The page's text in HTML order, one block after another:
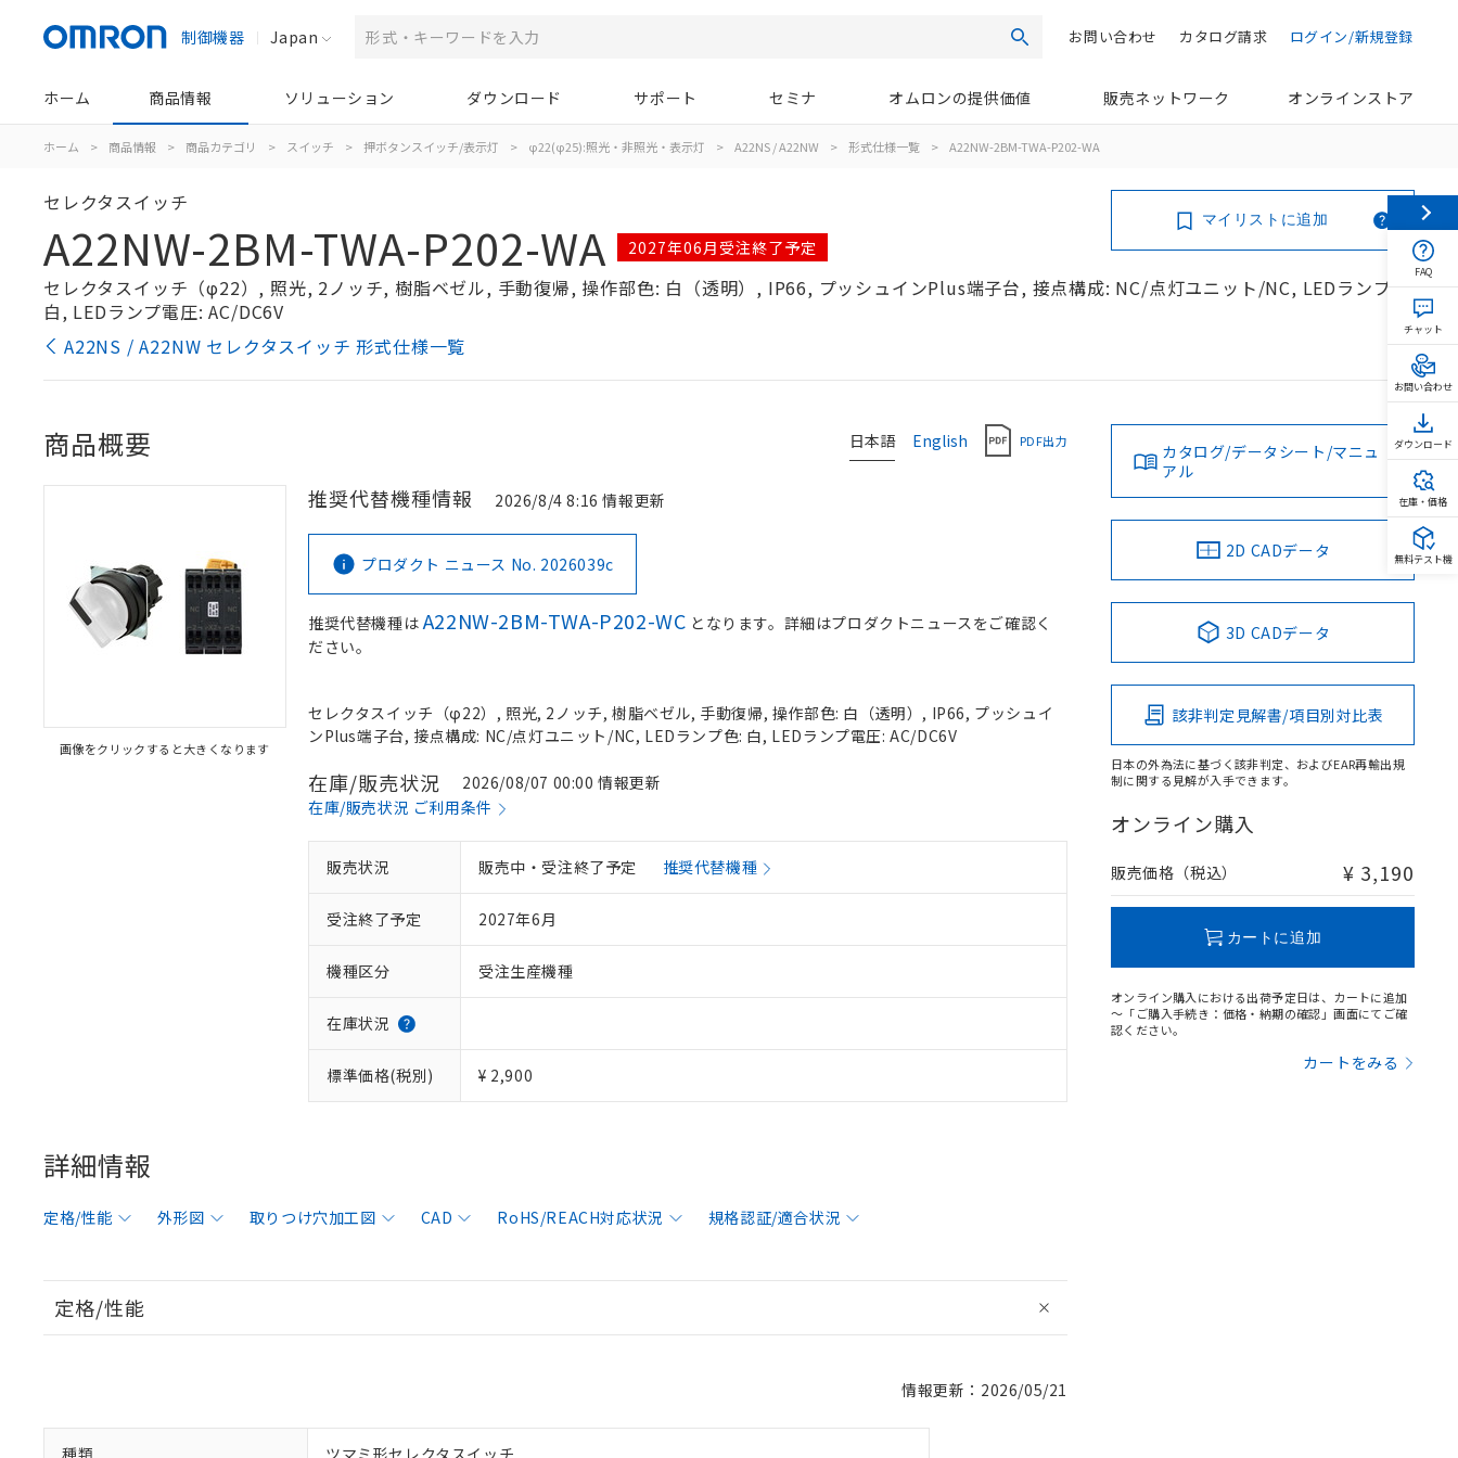
制御機器 Japan 検索 ログイン/新規登録
カタログ請求
お問い合わせ
ホーム 商品情報 ソリューション ダウンロード サポート セミナ オムロンの提供価値 販売ネットワーク オンラインストア
ホーム > 商品情報 > 商品カテゴリ > スイッチ > 押ボタンスイッチ/表示灯 > φ22(φ25):照光・非照光・表示灯 > A22NS / A22NW > 形式仕様一覧 > A22NW-2BM-TWA-P202-WA
セレクタスイッチ
A22NW-2BM-TWA-P202-WA 2027年06月受注終了予定
セレクタスイッチ（φ22）, 照光, 2ノッチ, 樹脂ベゼル, 手動復帰, 操作部色: 白（透明）, IP66, プッシュインPlus端子台, 接点構成: NC/点灯ユニット/NC, LEDランプ色:
白, LEDランプ電圧: AC/DC6V
A22NS / A22NW セレクタスイッチ 形式仕様一覧
マイリストに追加
日本語 English PDF出力
商品概要
画像をクリックすると大きくなります
推奨代替機種情報 2026/8/4 8:16 情報更新
プロダクト ニュース No. 2026039c
推奨代替機種はA22NW-2BM-TWA-P202-WC となります。詳細はプロダクトニュースをご確認く
ださい。
セレクタスイッチ（φ22）, 照光, 2ノッチ, 樹脂ベゼル, 手動復帰, 操作部色: 白（透明）, IP66, プッシュイ
ンPlus端子台, 接点構成: NC/点灯ユニット/NC, LEDランプ色: 白, LEDランプ電圧: AC/DC6V
在庫/販売状況
2026/08/07 00:00 情報更新
在庫/販売状況 ご利用条件
販売状況 販売中・受注終了予定 推奨代替機種
受注終了予定 2027年6月
機種区分 受注生産機種
在庫状況
標準価格(税別) ¥ 2,900
詳細情報
定格/性能 外形図 取りつけ穴加工図 CAD RoHS/REACH対応状況 規格認証/適合状況
定格/性能
情報更新：2026/05/21
種類 ツマミ形セレクタスイッチ
カタログ/データシート/マニュ
アル
2D CADデータ
3D CADデータ
該非判定見解書/項目別対比表
日本の外為法に基づく該非判定、およびEAR再輸出規
制に関する見解が入手できます。
オンライン購入
販売価格（税込） ¥ 3,190
カートに追加
オンライン購入における出荷予定日は、カートに追加
～「ご購入手続き：価格・納期の確認」画面にてご確
認ください。
カートをみる
FAQ
チャット
お問い合わせ
ダウンロード
在庫・価格
無料テスト機